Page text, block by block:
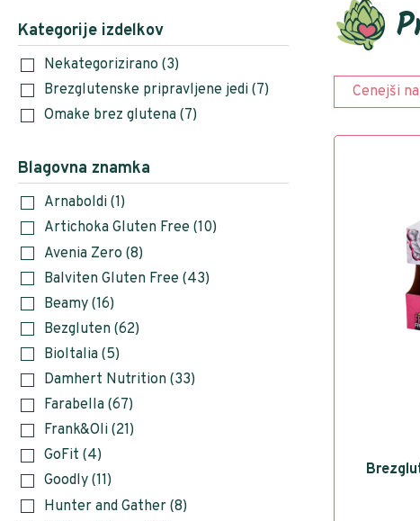
Kategorije izdelkov
Nekategorizirano (3)
Brezglutenske pripravljene jedi (7)
Omake brez glutena (7)
Blagovna znamka
Arnaboldi (1)
Artichoka Gluten Free (10)
Avenia Zero (8)
Balviten Gluten Free (43)
Beamy (16)
Bezgluten (62)
BioItalia (5)
Damhert Nutrition (33)
Farabella (67)
Frank&Oli (21)
GoFit (4)
Goodly (11)
Hunter and Gather (8)
Cenejši